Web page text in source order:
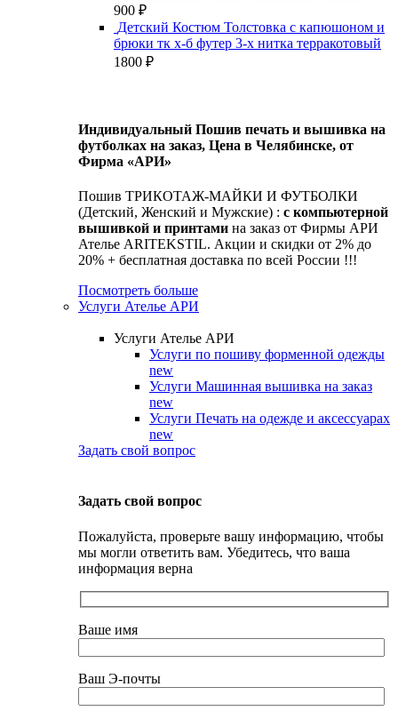
900 ₽
Детский Костюм Толстовка с капюшоном и
брюки тк х-б футер 3-х нитка терракотовый
1800 ₽
Индивидуальный Пошив печать и вышивка на
футболках на заказ, Цена в Челябинске, от
Фирма «АРИ»
Пошив ТРИКОТАЖ-МАЙКИ И ФУТБОЛКИ
(Детский, Женский и Мужские) : с компьютерной
вышивкой и принтами на заказ от Фирмы АРИ
Ателье ARITEKSTIL. Акции и скидки от 2% до
20% + бесплатная доставка по всей России !!!
Посмотреть больше
Услуги Ателье АРИ
Услуги Ателье АРИ
Услуги по пошиву форменной одежды
new
Услуги Машинная вышивка на заказ
new
Услуги Печать на одежде и аксессуарах
new
Задать свой вопрос
Задать свой вопрос
Пожалуйста, проверьте вашу информацию, чтобы
мы могли ответить вам. Убедитесь, что ваша
информация верна
Ваше имя
Ваш Э-почты